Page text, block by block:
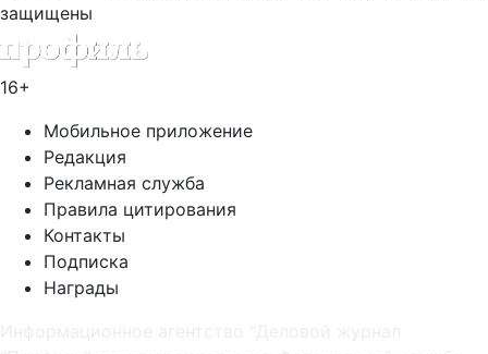
защищены
16+
Мобильное приложение
Редакция
Рекламная служба
Правила цитирования
Контакты
Подписка
Награды